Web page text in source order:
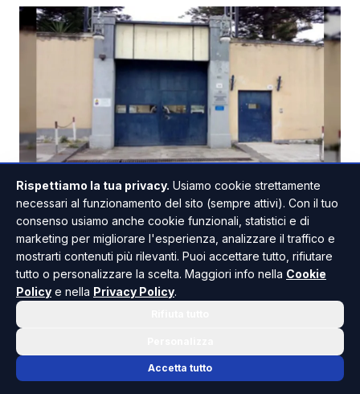
MESSINA
Detenuto morto in carcere a Barcellona
Pozzo di Gotto, aperta un'indagine
Un uomo di 33 anni è stato trovato senza vita all'interno
della casa circondariale "Vittorio Madia" di Barcellona
Pozzo di Gotto. Il detenuto morto in carcere è stato
Rispettiamo la tua privacy. Usiamo cookie strettamente
necessari al funzionamento del sito (sempre attivi). Con il tuo
consenso usiamo anche cookie funzionali, statistici e di
marketing per migliorare l'esperienza, analizzare il traffico e
mostrarti contenuti più rilevanti. Puoi accettare tutto, rifiutare
tutto o personalizzare la scelta. Maggiori info nella Cookie
Policy e nella Privacy Policy.
Accetta tutto